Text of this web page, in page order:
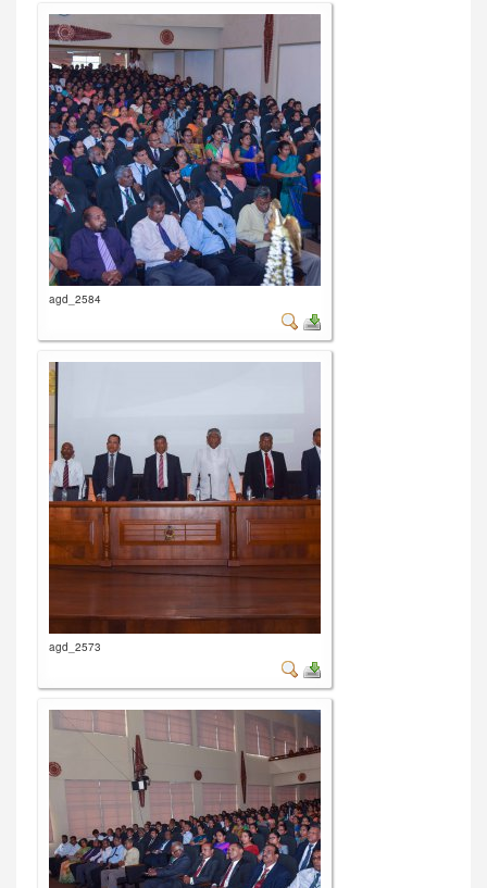
agd_2584
agd_2573